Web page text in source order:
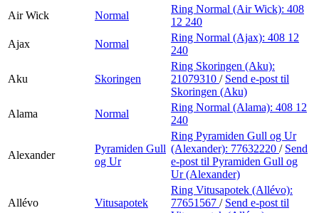
Air Wick
Normal
Ring Normal (Air Wick): 408
12 240
Ajax
Normal
Ring Normal (Ajax): 408 12
240
Aku Skoringen
Ring Skoringen (Aku):
21079310 / Send e-post til
Skoringen (Aku)
Alama
Normal
Ring Normal (Alama): 408 12
240
Alexander
Pyramiden Gull
og Ur
Ring Pyramiden Gull og Ur
(Alexander): 77632220 / Send
e-post til Pyramiden Gull og
Ur (Alexander)
Allévo Vitusapotek
Ring Vitusapotek (Allévo):
77651567 / Send e-post til